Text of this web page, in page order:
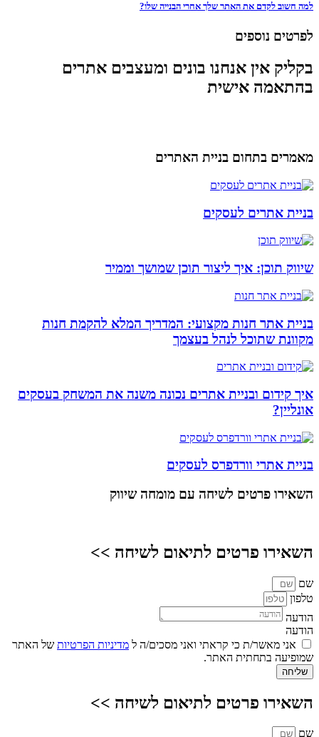
למה חשוב לקדם את האתר שלך אחרי הבנייה שלו?
לפרטים נוספים
בקליק אין אנחנו בונים ומעצבים אתרים
בהתאמה אישית
מאמרים בתחום בניית האתרים
בניית אתרים לעסקים
שיווק תוכן: איך ליצור תוכן שמושך וממיר
בניית אתר חנות מקצועי: המדריך המלא להקמת חנות
מקוונת שתוכל לנהל בעצמך
איך קידום ובניית אתרים נכונה משנה את המשחק בעסקים
אונליין?
בניית אתרי וורדפרס לעסקים
השאירו פרטים לשיחה עם מומחה שיווק
השאירו פרטים לתיאום לשיחה >>
שם
טלפון
הודעה
הודעה
אני מאשר/ת כי קראתי ואני מסכים/ה ל מדיניות הפרטיות של האתר
שמופיעה בתחתית האתר.
שליחה
השאירו פרטים לתיאום לשיחה >>
שם